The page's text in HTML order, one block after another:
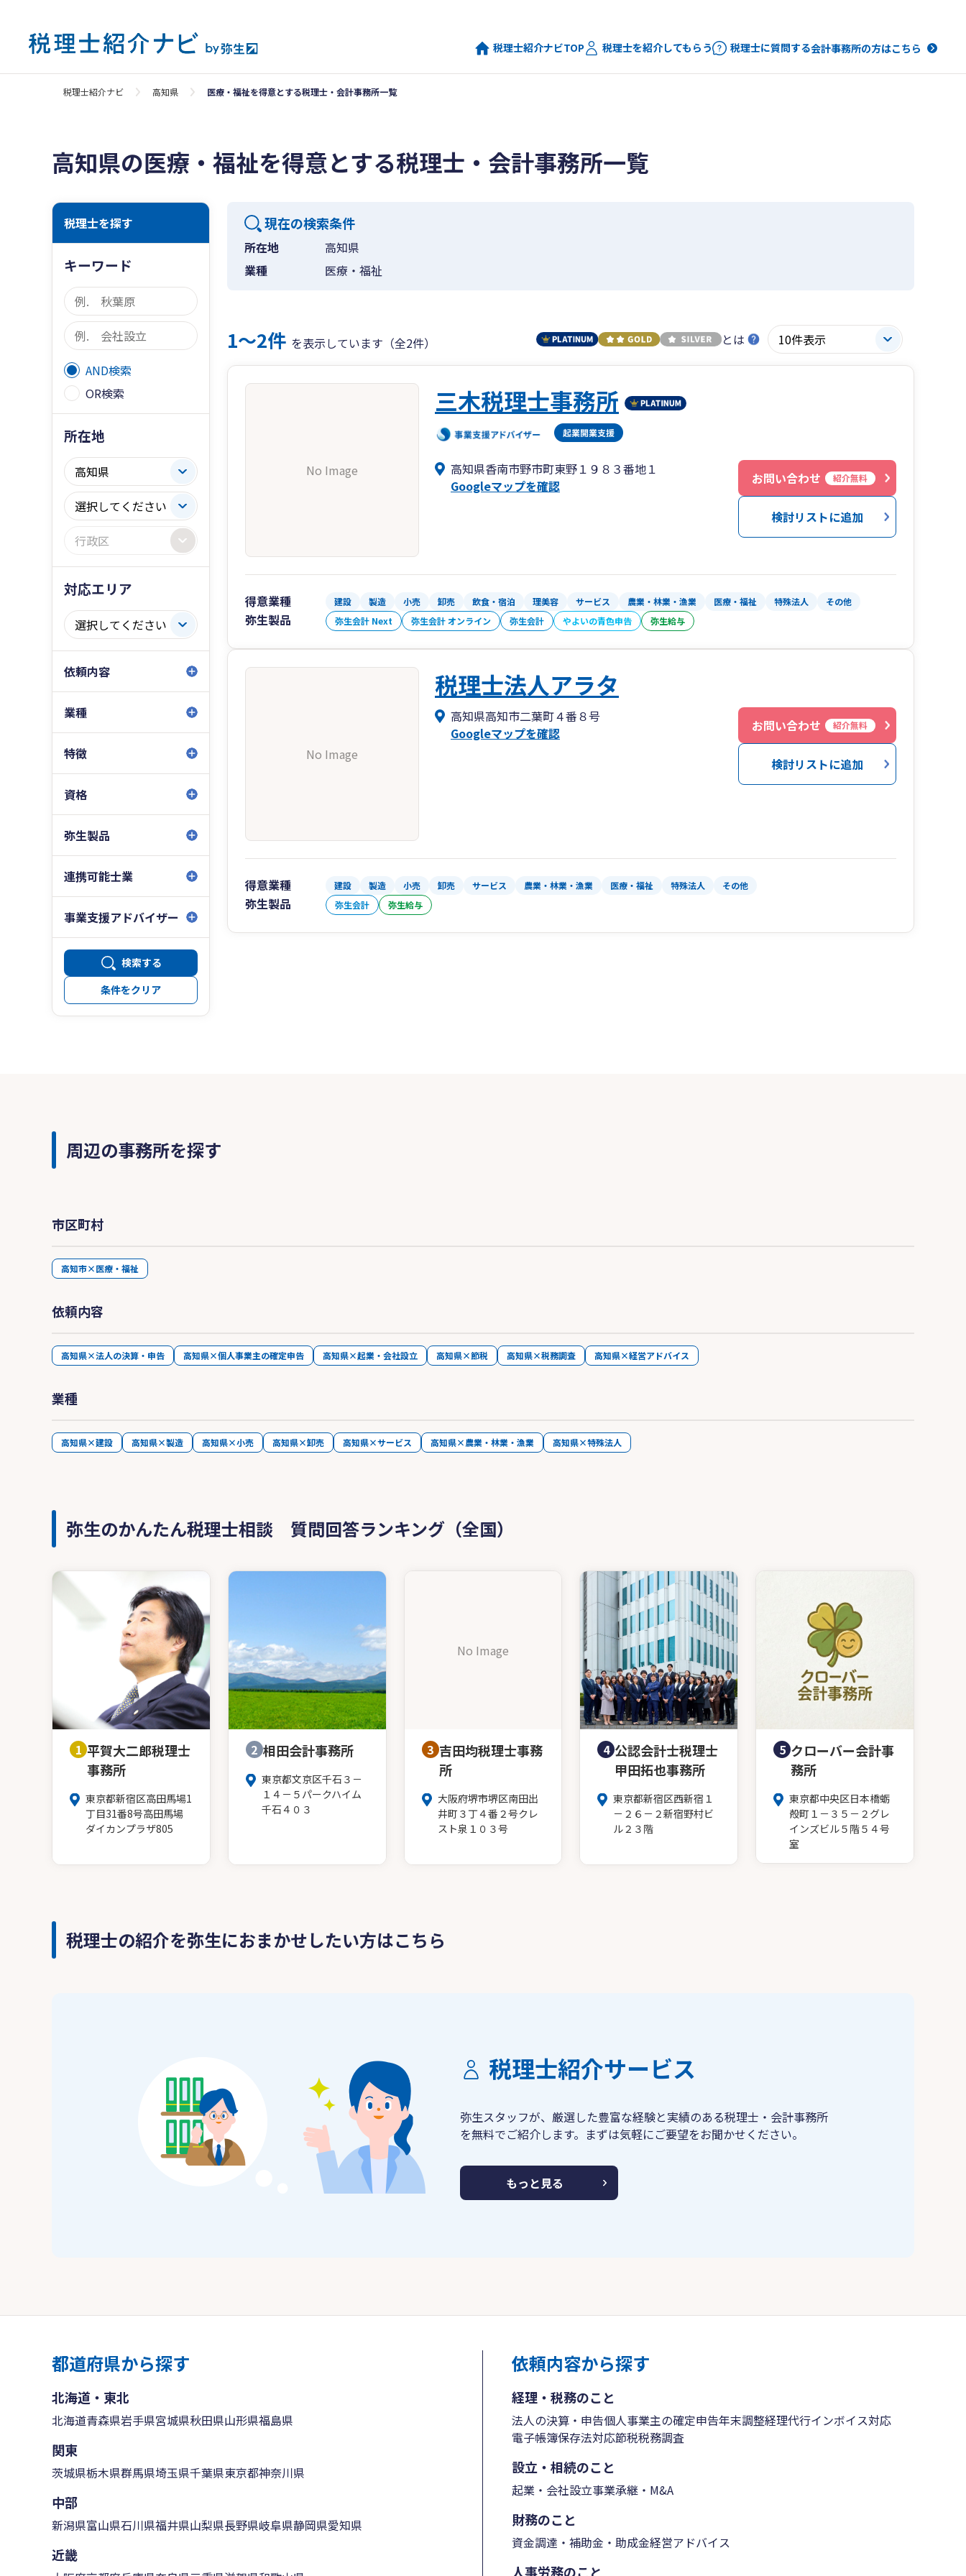
税理士紹介ナビTOP 税理士を紹介してもらう 税理士に質問する会計事務所の方はこちら
税理士紹介ナビ 高知県 医療・福祉を得意とする税理士・会計事務所一覧
高知県の医療・福祉を得意とする税理士・会計事務所一覧
税理士を探す
キーワード
AND検索
OR検索
所在地
対応エリア
依頼内容
業種
特徴
資格
弥生製品
連携可能士業
事業支援アドバイザー
検索する
条件をクリア
現在の検索条件
所在地
高知県
業種
医療・福祉
1〜2件 を表示しています（全2件） とは
No Image
三木税理士事務所
高知県香南市野市町東野１９８３番地１
Googleマップを確認
お問い合わせ 紹介無料
検討リストに追加
得意業種 建設 製造 小売 卸売 飲食・宿泊 理美容 サービス 農業・林業・漁業 医療・福祉 特殊法人 その他
弥生製品 弥生会計 Next 弥生会計 オンライン 弥生会計 やよいの青色申告 弥生給与
No Image
税理士法人アラタ
高知県高知市二葉町４番８号
Googleマップを確認
お問い合わせ 紹介無料
検討リストに追加
得意業種 建設 製造 小売 卸売 サービス 農業・林業・漁業 医療・福祉 特殊法人 その他
弥生製品 弥生会計 弥生給与
周辺の事務所を探す
市区町村
高知市×医療・福祉
依頼内容
高知県×法人の決算・申告 高知県×個人事業主の確定申告 高知県×起業・会社設立 高知県×節税 高知県×税務調査 高知県×経営アドバイス
業種
高知県×建設 高知県×製造 高知県×小売 高知県×卸売 高知県×サービス 高知県×農業・林業・漁業 高知県×特殊法人
弥生のかんたん税理士相談 質問回答ランキング（全国）
1 平賀大二郎税理士
事務所
東京都新宿区高田馬場1
丁目31番8号高田馬場
ダイカンプラザ805
2 相田会計事務所
東京都文京区千石３－
１４－５パークハイム
千石４０３
No Image
3 吉田均税理士事務
所
大阪府堺市堺区南田出
井町３丁４番２号クレ
スト泉１０３号
4 公認会計士税理士
甲田拓也事務所
東京都新宿区西新宿１
－２６－２新宿野村ビ
ル２３階
5 クローバー会計事
務所
東京都中央区日本橋蛎
殻町１－３５－２グレ
インズビル５階５４号
室
税理士の紹介を弥生におまかせしたい方はこちら
税理士紹介サービス
弥生スタッフが、厳選した豊富な経験と実績のある税理士・会計事務所
を無料でご紹介します。まずは気軽にご要望をお聞かせください。
もっと見る
都道府県から探す
北海道・東北
北海道青森県岩手県宮城県秋田県山形県福島県
関東
茨城県栃木県群馬県埼玉県千葉県東京都神奈川県
中部
新潟県富山県石川県福井県山梨県長野県岐阜県静岡県愛知県
近畿
依頼内容から探す
経理・税務のこと
法人の決算・申告個人事業主の確定申告年末調整経理代行インボイス対応
電子帳簿保存法対応節税税務調査
設立・相続のこと
起業・会社設立事業承継・M&A
財務のこと
資金調達・補助金・助成金経営アドバイス
人事労務のこと